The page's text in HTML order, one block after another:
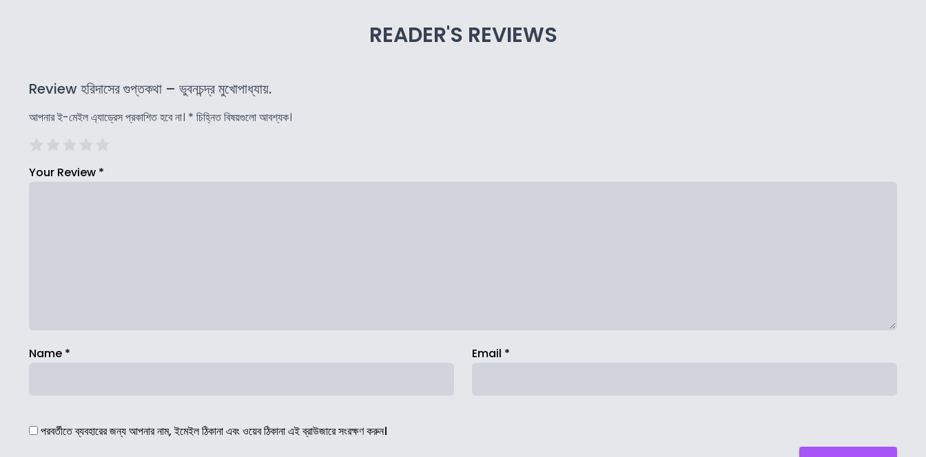
READER'S REVIEWS
Review হরিদাসের গুপ্তকথা – ভুবনচন্দ্র মুখোপাধ্যায়.
আপনার ই-মেইল এ্যাড্রেস প্রকাশিত হবে না। * চিহ্নিত বিষয়গুলো আবশ্যক।
Your Review *
Name * Email *
পরবর্তীতে ব্যবহারের জন্য আপনার নাম, ইমেইল ঠিকানা এবং ওয়েব ঠিকানা এই ব্রাউজারে সংরক্ষণ করুন।